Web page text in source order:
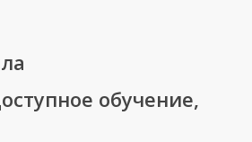
обучение,